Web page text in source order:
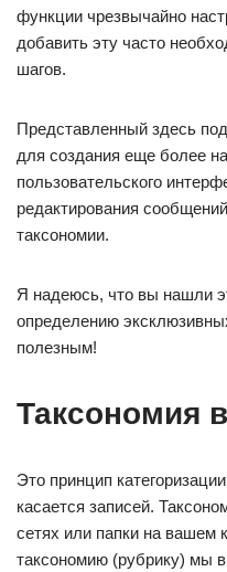
функции чрезвычайно
добавить эту часто
шагов.
Представленный здесь
для создания еще более
пользовательского
редактирования
таксономии.
Я надеюсь, что вы нашли
определению
полезным!
Таксономия
Это принцип
касается записей.
сетях или папки на вашем
таксономию (рубрику) мы